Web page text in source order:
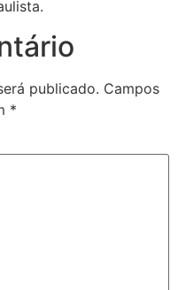
publicado. Campos
*